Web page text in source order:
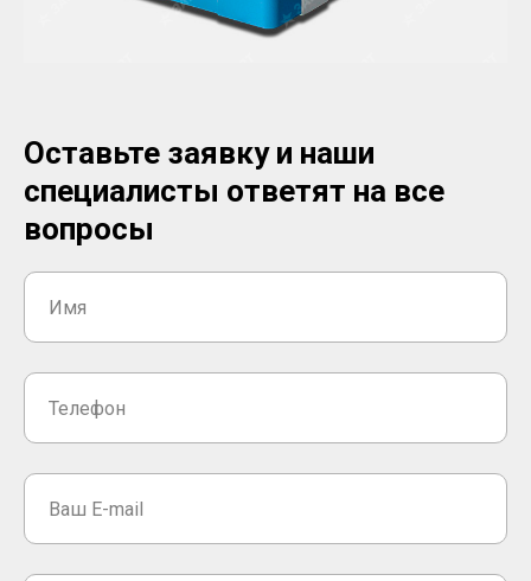
Оставьте заявку и наши
специалисты ответят на все
вопросы